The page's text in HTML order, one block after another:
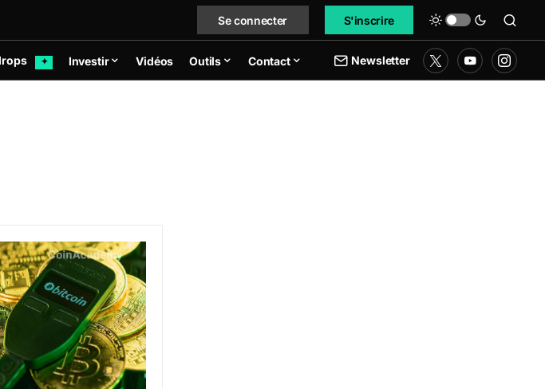
Se connecter S'inscrire
✦ Investir Vidéos Outils Contact Newsletter
vs Safepal S1) ?
les ventes de Trezor explosent après l’affaire Ledger Recover